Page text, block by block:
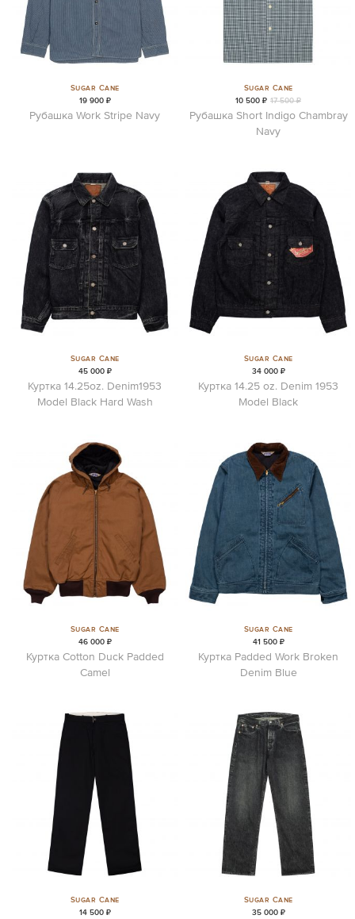
Sugar Cane
19 900 ₽
Рубашка Work Stripe Navy
Sugar Cane
10 500 ₽ 17 500 ₽
Рубашка Short Indigo Chambray
Navy
Sugar Cane
45 000 ₽
Куртка 14.25oz. Denim1953
Model Black Hard Wash
Sugar Cane
34 000 ₽
Куртка 14.25 oz. Denim 1953
Model Black
Sugar Cane
46 000 ₽
Куртка Cotton Duck Padded
Camel
Sugar Cane
41 500 ₽
Куртка Padded Work Broken
Denim Blue
Sugar Cane
14 500 ₽
Sugar Cane
35 000 ₽